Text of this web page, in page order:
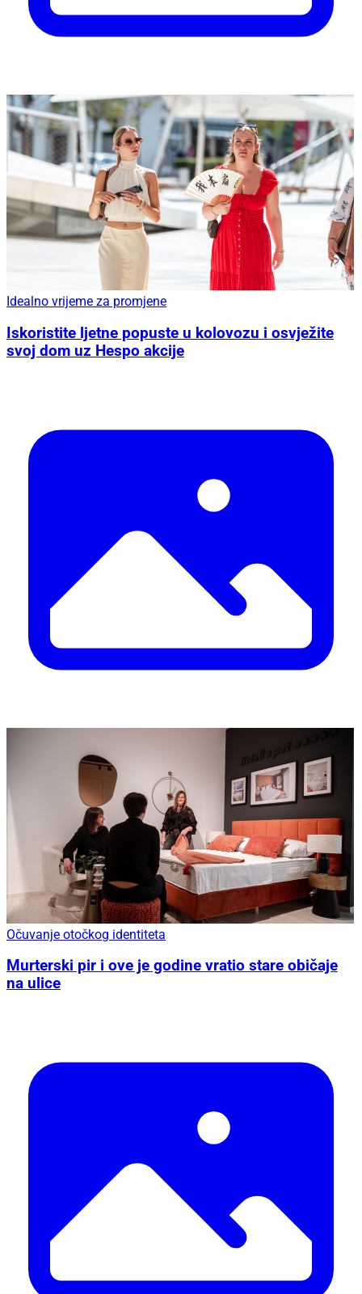
Idealno vrijeme za promjene
Iskoristite ljetne popuste u kolovozu i osvježite
svoj dom uz Hespo akcije
Očuvanje otočkog identiteta
Murterski pir i ove je godine vratio stare običaje
na ulice